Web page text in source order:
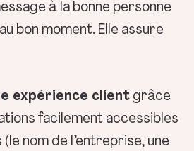
à la bonne personne
bon moment. Elle assure
expérience client grâce
facilement accessibles
nom de l’entreprise, une